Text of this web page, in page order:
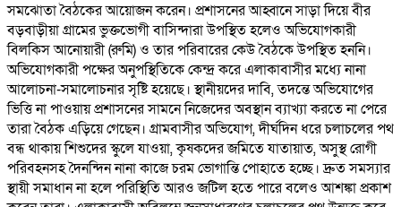
সমঝোতা বৈঠকের আয়োজন করেন। প্রশাসনের আহ্বানে সাড়া দিয়ে বীর
বড়বাড়ীয়া গ্রামের ভুক্তভোগী বাসিন্দারা উপস্থিত হলেও অভিযোগকারী
বিলকিস আনোয়ারী (রুমি) ও তার পরিবারের কেউ বৈঠকে উপস্থিত হননি।
অভিযোগকারী পক্ষের অনুপস্থিতিকে কেন্দ্র করে এলাকাবাসীর মধ্যে নানা
আলোচনা-সমালোচনার সৃষ্টি হয়েছে। স্থানীয়দের দাবি, তদন্তে অভিযোগের
ভিত্তি না পাওয়ায় প্রশাসনের সামনে নিজেদের অবস্থান ব্যাখ্যা করতে না পেরে
তারা বৈঠক এড়িয়ে গেছেন। গ্রামবাসীর অভিযোগ, দীর্ঘদিন ধরে চলাচলের পথ
বন্ধ থাকায় শিশুদের স্কুলে যাওয়া, কৃষকদের জমিতে যাতায়াত, অসুস্থ রোগী
পরিবহনসহ দৈনন্দিন নানা কাজে চরম ভোগান্তি পোহাতে হচ্ছে। দ্রুত সমস্যার
স্থায়ী সমাধান না হলে পরিস্থিতি আরও জটিল হতে পারে বলেও আশঙ্কা প্রকাশ